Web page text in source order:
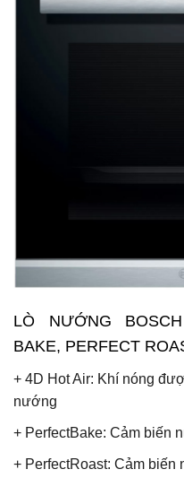
LÒ NƯỚNG
BAKE, PERFECT
+4D Hot Air: Khí nóng
nướng
+ PerfectBake: Cảm biến
+ PerfectRoast: Cảm biến